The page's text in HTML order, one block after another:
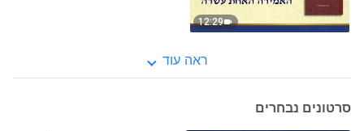
12:29
ראה עוד
סרטונים נבחרים